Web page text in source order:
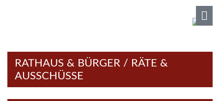
RATHAUS & BÜRGER / RÄTE &
AUSSCHÜSSE